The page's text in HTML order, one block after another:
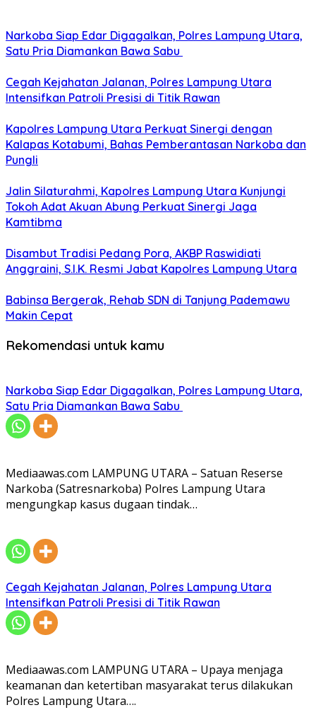
Narkoba Siap Edar Digagalkan, Polres Lampung Utara,
Satu Pria Diamankan Bawa Sabu
Cegah Kejahatan Jalanan, Polres Lampung Utara
Intensifkan Patroli Presisi di Titik Rawan
Kapolres Lampung Utara Perkuat Sinergi dengan
Kalapas Kotabumi, Bahas Pemberantasan Narkoba dan
Pungli
Jalin Silaturahmi, Kapolres Lampung Utara Kunjungi
Tokoh Adat Akuan Abung Perkuat Sinergi Jaga
Kamtibma
Disambut Tradisi Pedang Pora, AKBP Raswidiati
Anggraini, S.I.K. Resmi Jabat Kapolres Lampung Utara
Babinsa Bergerak, Rehab SDN di Tanjung Pademawu
Makin Cepat
Rekomendasi untuk kamu
Narkoba Siap Edar Digagalkan, Polres Lampung Utara,
Satu Pria Diamankan Bawa Sabu
Mediaawas.com LAMPUNG UTARA – Satuan Reserse
Narkoba (Satresnarkoba) Polres Lampung Utara
mengungkap kasus dugaan tindak…
Cegah Kejahatan Jalanan, Polres Lampung Utara
Intensifkan Patroli Presisi di Titik Rawan
Mediaawas.com LAMPUNG UTARA – Upaya menjaga
keamanan dan ketertiban masyarakat terus dilakukan
Polres Lampung Utara….